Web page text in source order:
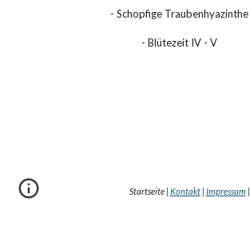
- Schopfige Traubenhyazinthe
- Blütezeit IV - V
Startseite | Kontakt| Impressum |